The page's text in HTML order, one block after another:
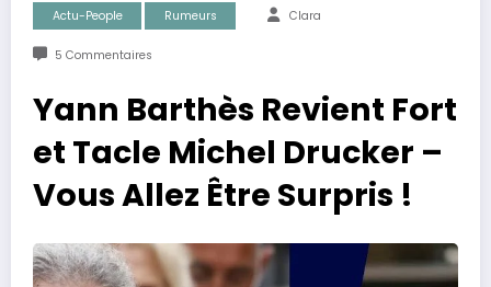
Actu-People Rumeurs Clara
5 Commentaires
Yann Barthès Revient Fort
et Tacle Michel Drucker –
Vous Allez Être Surpris !